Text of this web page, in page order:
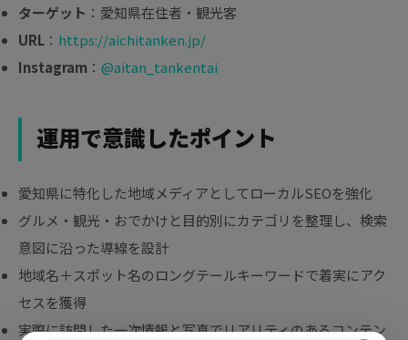
ターゲット ：愛知県在住者・観光客
URL ： https://aichitanken.jp/
Instagram ： @aitan_tankentai
運用で意識したポイント
愛知県に特化した地域メディアとしてローカルSEOを強化
グルメ・観光・おでかけと目的別にカテゴリを整理し、検索
意図に沿った導線を設計
地域名＋スポット名のロングテールキーワードで着実にアク
セスを獲得
実際に訪問した一次情報と写真でリアリティのあるコンテン